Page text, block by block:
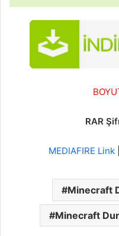
RAR
MEDIAFIRE Link|
Minecraft
Minecraft